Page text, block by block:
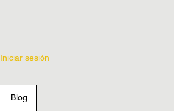
Iniciar sesión
Blog